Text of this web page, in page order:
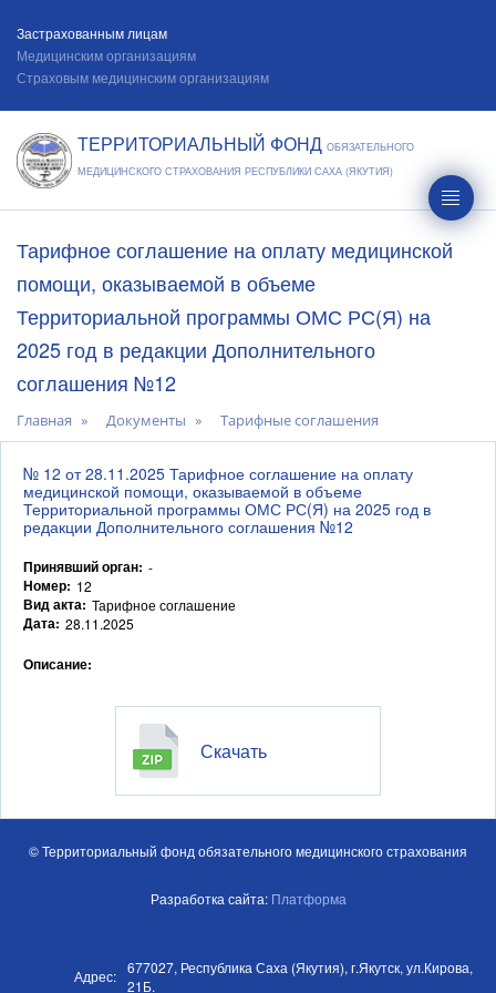
Застрахованным лицам
Медицинским организациям
Страховым медицинским организациям
ТЕРРИТОРИАЛЬНЫЙ ФОНД ОБЯЗАТЕЛЬНОГО
МЕДИЦИНСКОГО СТРАХОВАНИЯ РЕСПУБЛИКИ САХА (ЯКУТИЯ)
Тарифное соглашение на оплату медицинской
помощи, оказываемой в объеме
Территориальной программы ОМС РС(Я) на
2025 год в редакции Дополнительного
соглашения №12
Главная Документы Тарифные соглашения
№ 12 от 28.11.2025 Тарифное соглашение на оплату
медицинской помощи, оказываемой в объеме
Территориальной программы ОМС РС(Я) на 2025 год в
редакции Дополнительного соглашения №12
Принявший орган: -
Номер: 12
Вид акта: Тарифное соглашение
Дата: 28.11.2025
Описание:
Скачать
© Территориальный фонд обязательного медицинского страхования
Разработка сайта: Платформа
Адрес: 677027, Республика Саха (Якутия), г.Якутск, ул.Кирова,
21Б.